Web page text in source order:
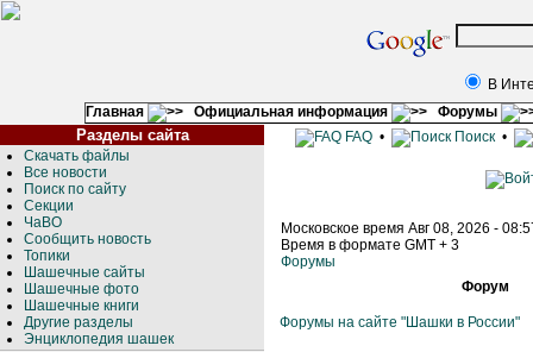
В
Главная
Официальная информация Форумы
Разделы сайта
Скачать файлы
Все новости
Поиск по сайту
Секции
ЧаВО
Сообщить новость
Топики
Шашечные сайты
Шашечные фото
Шашечные книги
Другие разделы
Энциклопедия шашек
FAQ• Поиск•
Московское время Авг 08, 2026 -
Время в формате GMT + 3
Форумы
Форум
Форумы на сайте "Шашки в России"